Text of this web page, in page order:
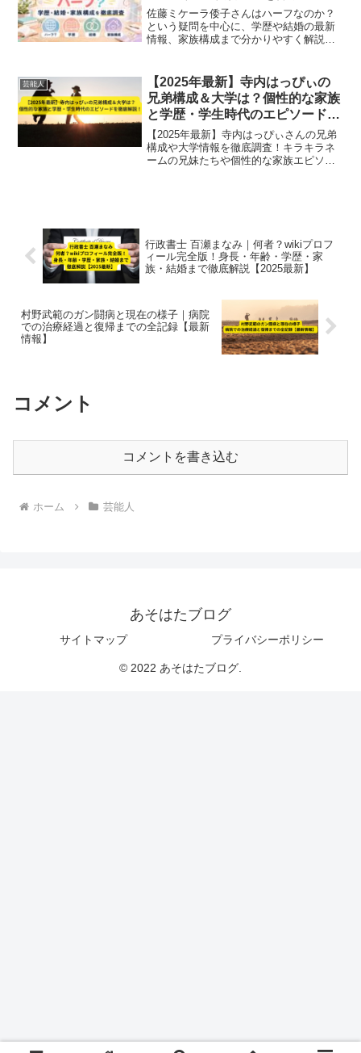
佐藤ミケーラ倭子さんはハーフなのか？
という疑問を中心に、学歴や結婚の最新
情報、家族構成まで分かりやすく解説。
ます。
芸能人
【2025年最新】寺内はっぴぃの
兄弟構成＆大学は？個性的な家族
と学歴・学生時代のエピソードを
徹底解説！
【2025年最新】寺内はっぴぃさんの兄弟
構成や大学情報を徹底調査！キラキラネ
ームの兄妹たちや個性的な家族エピソー
行政書士 百瀬まなみ｜何者？wikiプロフ
ィール完全版！身長・年齢・学歴・家
族・結婚まで徹底解説【2025最新】
村野武範のガン闘病と現在の様子｜病院
での治療経過と復帰までの全記録【最新
情報】
コメント
コメントを書き込む
ホーム 芸能人
あそはたブログ
サイトマップ プライバシーポリシー
© 2022 あそはたブログ.